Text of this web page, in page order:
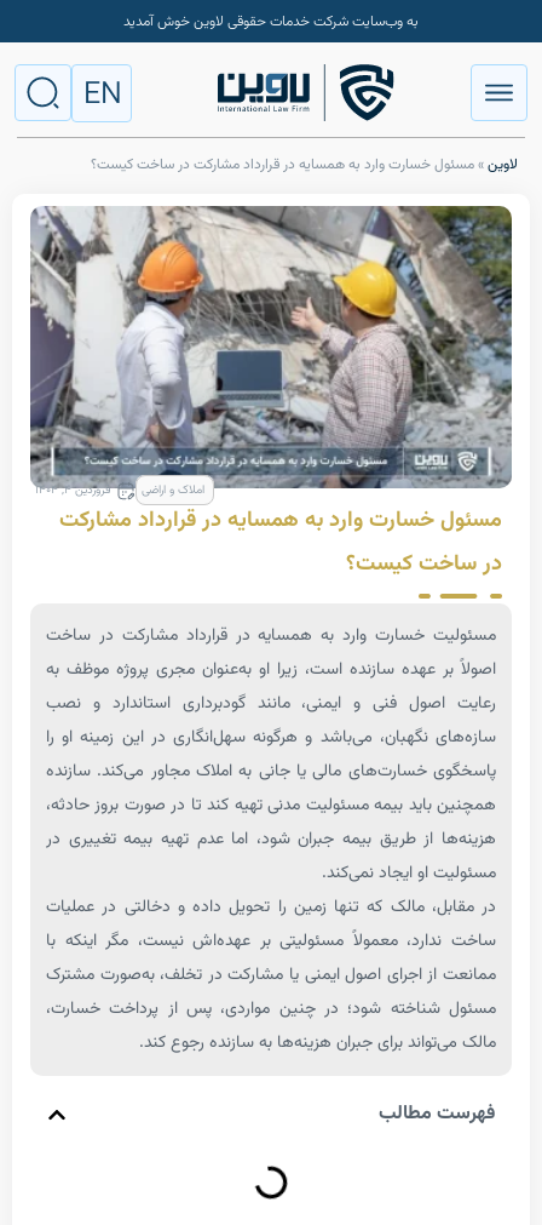
به وب‌سایت شرکت خدمات حقوقی لاوین خوش آمدید
خسارت وارد به همسایه در قرارداد مشارکت در ساخت کیست؟
املاک و اراضی فروردین ۴, ۱۴۰۴
خسارت وارد به همسایه در قرارداد مشارکت
کیست؟
خسارت وارد به همسایه در قرارداد مشارکت در ساخت
عهده سازنده است، زیرا او به‌عنوان مجری پروژه موظف به
فنی و ایمنی، مانند گودبرداری استاندارد و نصب
نگهبان، می‌باشد و هرگونه سهل‌انگاری در این زمینه او را
خسارت‌های مالی یا جانی به املاک مجاور می‌کند. سازنده
باید بیمه مسئولیت مدنی تهیه کند تا در صورت بروز حادثه،
از طریق بیمه جبران شود، اما عدم تهیه بیمه تغییری در
او ایجاد نمی‌کند.
مالک که تنها زمین را تحویل داده و دخالتی در عملیات
معمولاً مسئولیتی بر عهده‌اش نیست، مگر اینکه با
از اجرای اصول ایمنی یا مشارکت در تخلف، به‌صورت مشترک
شناخته شود؛ در چنین مواردی، پس از پرداخت خسارت،
برای جبران هزینه‌ها به سازنده رجوع کند.
مطالب